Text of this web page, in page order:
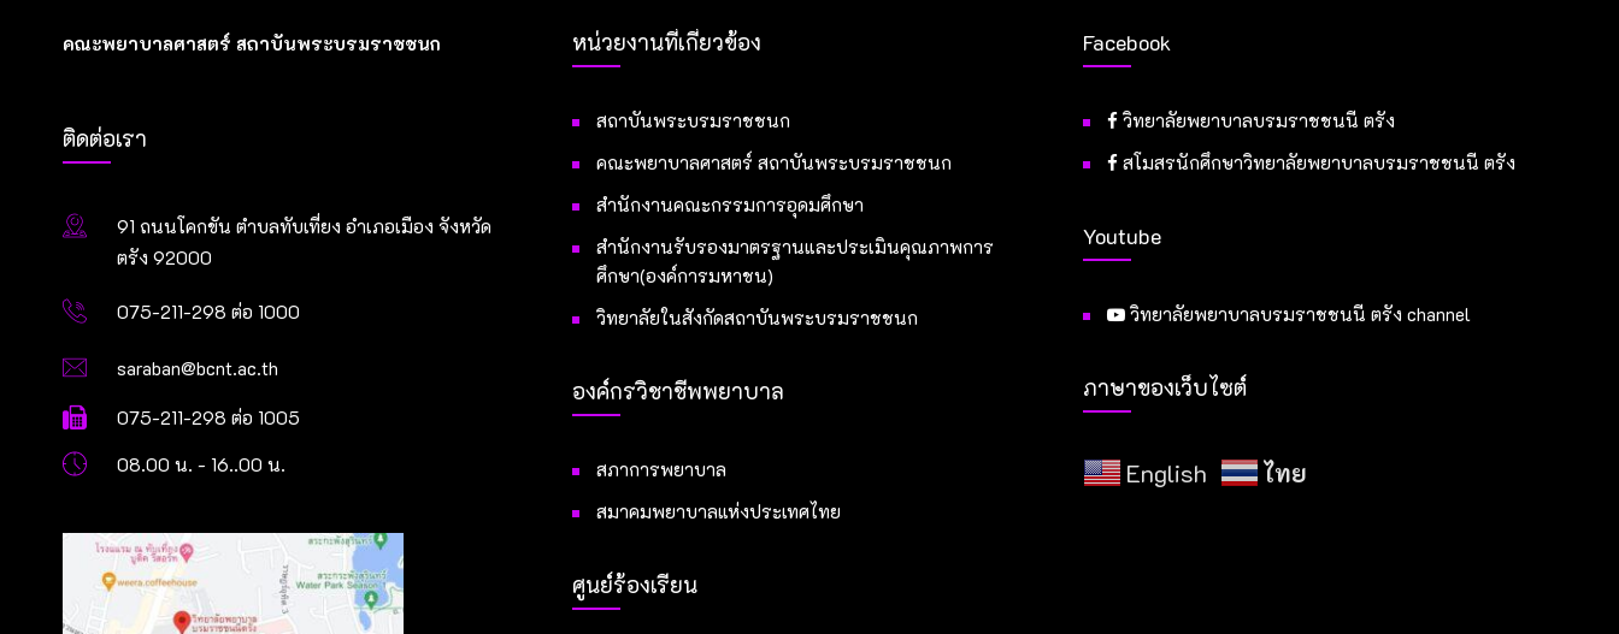
คณะพยาบาลศาสตร์ สถาบันพระบรมราชชนก
ติดต่อเรา
91 ถนนโคกขัน ตำบลทับเที่ยง อำเภอเมือง จังหวัด
ตรัง 92000
075-211-298 ต่อ 1000
saraban@bcnt.ac.th
075-211-298 ต่อ 1005
08.00 น. - 16..00 น.
หน่วยงานที่เกี่ยวข้อง
สถาบันพระบรมราชชนก
คณะพยาบาลศาสตร์ สถาบันพระบรมราชชนก
สำนักงานคณะกรรมการอุดมศึกษา
สำนักงานรับรองมาตรฐานและประเมินคุณภาพการ
ศึกษา(องค์การมหาชน)
วิทยาลัยในสังกัดสถาบันพระบรมราชชนก
องค์กรวิชาชีพพยาบาล
สภาการพยาบาล
สมาคมพยาบาลแห่งประเทศไทย
ศูนย์ร้องเรียน
Facebook
วิทยาลัยพยาบาลบรมราชชนนี ตรัง
สโมสรนักศึกษาวิทยาลัยพยาบาลบรมราชชนนี ตรัง
Youtube
วิทยาลัยพยาบาลบรมราชชนนี ตรัง channel
ภาษาของเว็บไซต์
English ไทย